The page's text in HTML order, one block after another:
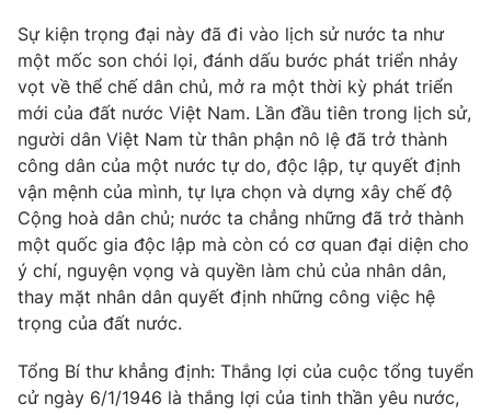
cấp ngày 29/12/2023
Tổng Biên tập:Vũ Thanh Thủy
Phó Tổng Biên tập: Nguyễn Thị Mỹ Hạnh, Phạm Quốc Thắng,
Nguyễn Trọng Ninh
Tổng đài VTV:024.38 355 931 - 024.38 355 932
Ðiện thoại Thời báo VTV:
024.66 897 897
Email: toasoan@vtv.vn
Liên hệ quảng cáo:024-7300.7108
Sự kiện trọng đại này đã đi vào lịch sử nước ta như
một mốc son chói lọi, đánh dấu bước phát triển nhảy
vọt về thể chế dân chủ, mở ra một thời kỳ phát triển
mới của đất nước Việt Nam. Lần đầu tiên trong lịch sử,
người dân Việt Nam từ thân phận nô lệ đã trở thành
công dân của một nước tự do, độc lập, tự quyết định
vận mệnh của mình, tự lựa chọn và dựng xây chế độ
Cộng hoà dân chủ; nước ta chẳng những đã trở thành
một quốc gia độc lập mà còn có cơ quan đại diện cho
ý chí, nguyện vọng và quyền làm chủ của nhân dân,
thay mặt nhân dân quyết định những công việc hệ
trọng của đất nước.
Tổng Bí thư khẳng định: Thắng lợi của cuộc tổng tuyển
cử ngày 6/1/1946 là thắng lợi của tinh thần yêu nước,